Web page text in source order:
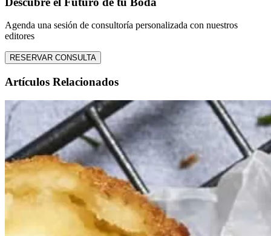
Agenda una sesión de consultoría personalizada con nuestros
editores
RESERVAR CONSULTA
Artículos Relacionados